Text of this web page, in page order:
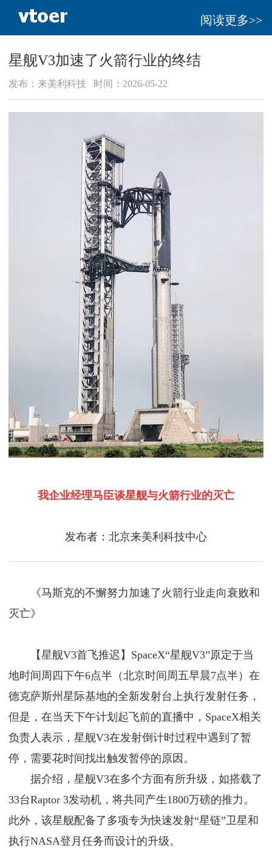
阅读更多>>
星舰V3加速了火箭行业的终结
发布：来美利科技 时间：2026-05-22
我企业经理马臣谈星舰与火箭行业的灭亡
发布者：北京来美利科技中心
《马斯克的不懈努力加速了火箭行业走向衰败和
灭亡》
【星舰V3首飞推迟】SpaceX“星舰V3”原定于当
地时间周四下午6点半（北京时间周五早晨7点半）在
德克萨斯州星际基地的全新发射台上执行发射任务，
但是，在当天下午计划起飞前的直播中，SpaceX相关
负责人表示，星舰V3在发射倒计时过程中遇到了暂
停，需要花时间找出触发暂停的原因。
据介绍，星舰V3在多个方面有所升级，如搭载了
33台Raptor 3发动机，将共同产生1800万磅的推力。
此外，该星舰配备了多项专为快速发射“星链”卫星和
执行NASA登月任务而设计的升级。